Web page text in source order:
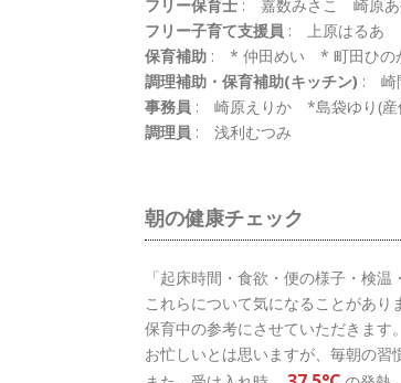
フリー保育士 : 嘉数みさこ 崎原あ
フリー子育て支援員 : 上原はるあ
保育補助 : * 仲田めい * 町田ひの
調理補助・保育補助(キッチン) : 崎
事務員 : 崎原えりか *島袋ゆり(産
調理員 : 浅利むつみ
朝の健康チェック
「起床時間・食欲・便の様子・検温
これらについて気になることがあり
保育中の参考にさせていただきます。
お忙しいとは思いますが、毎朝の習